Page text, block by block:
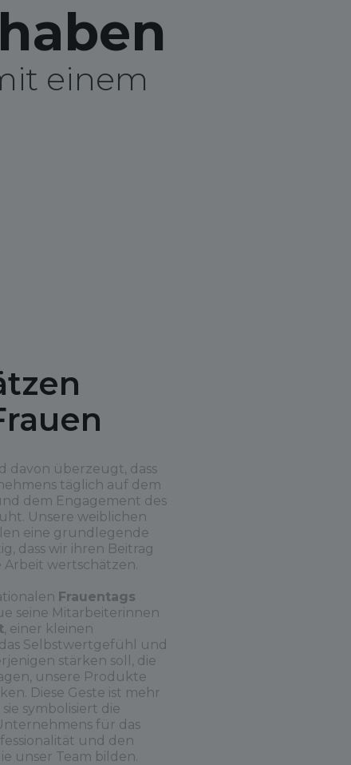
einem
davon überzeugt, dass
täglich auf dem
dem Engagement des
Unsere weiblichen
eine grundlegende
dass wir ihren Beitrag
wertschätzen.
Frauentags
seine Mitarbeiterinnen
, einer kleinen
Selbstwertgefühl und
stärken soll, die
unsere Produkte
Diese Geste ist mehr
symbolisiert die
für das
und den
unser Team bilden.